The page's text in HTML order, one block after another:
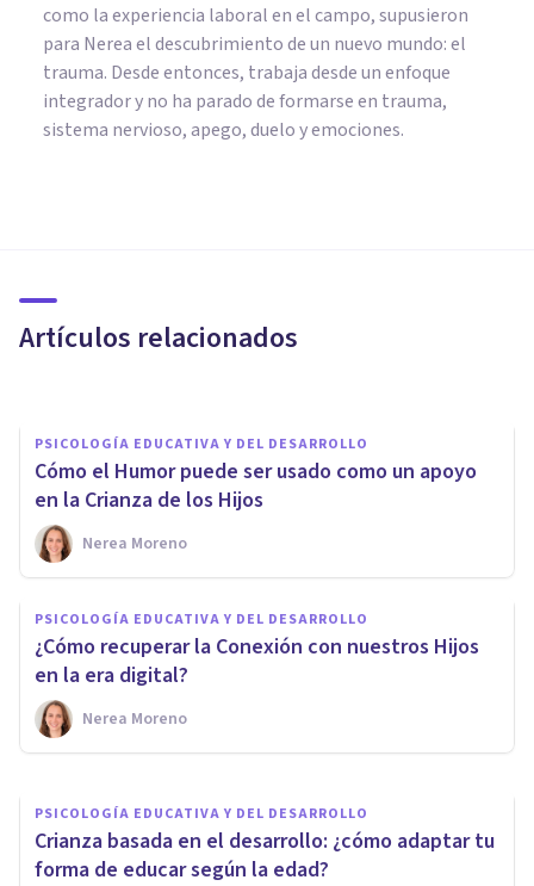
como la experiencia laboral en el campo, supusieron
para Nerea el descubrimiento de un nuevo mundo: el
trauma. Desde entonces, trabaja desde un enfoque
integrador y no ha parado de formarse en trauma,
sistema nervioso, apego, duelo y emociones.
Artículos relacionados
educación de tus hijos
PSICOLOGÍA EDUCATIVA Y DEL DESARROLLO
Cómo el Humor puede ser usado como un apoyo
en la Crianza de los Hijos
Nerea Moreno
PSICOLOGÍA EDUCATIVA Y DEL DESARROLLO
¿Cómo recuperar la Conexión con nuestros Hijos
en la era digital?
Nerea Moreno
PSICOLOGÍA EDUCATIVA Y DEL DESARROLLO
La falta de implicación
paternal en la infancia causa
falta de interés en las
relaciones de pareja
Nerea Moreno
PSICOLOGÍA EDUCATIVA Y DEL DESARROLLO
Crianza basada en el desarrollo: ¿cómo adaptar tu
forma de educar según la edad?